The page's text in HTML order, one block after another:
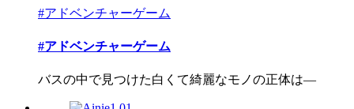
#アドベンチャーゲーム
#アドベンチャーゲーム
バスの中で見つけた白くて綺麗なモノの正体は―